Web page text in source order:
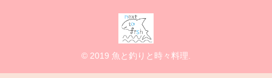
© 2019 魚と釣りと時々料理.